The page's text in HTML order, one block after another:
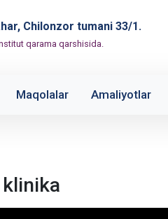
Chilonzor tumani 33/1.
qarama qarshisida.
Maqolalar Amaliyotlar